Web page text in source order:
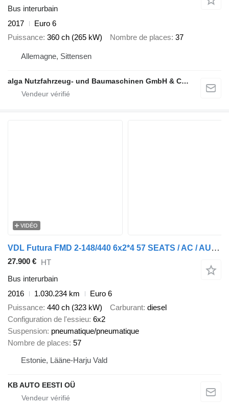
Bus interurbain
2017
Euro 6
Puissance 360 ch (265 kW) Nombre de places 37
Allemagne, Sittensen
alga Nutzfahrzeug- und Baumaschinen GmbH & Co. KG
VIDÉO
VDL Futura FMD 2-148/440 6x2*4 57 SEATS / AC / AUXILIARY HEATING
27.900 € HT
Bus interurbain
2016
1.030.234 km
Euro 6
Puissance 440 ch (323 kW) Carburant diesel
Configuration de l'essieu 6x2
Suspension pneumatique/pneumatique
Nombre de places 57
Estonie, Lääne-Harju Vald
KB AUTO EESTI OÜ